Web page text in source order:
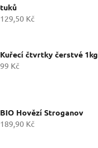
tuků
129,50 Kč
Kuřecí čtvrtky čerstvé 1kg
99 Kč
BIO Hovězí Stroganov
189,90 Kč